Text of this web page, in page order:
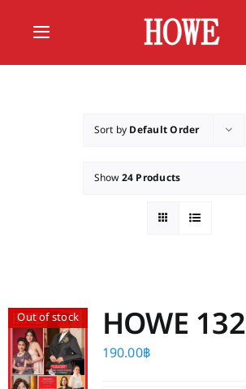
Toggle
Navigation
Vote
Member
Sort by Default Order
Show24 Products
Out of stock HOWE 132
190.00฿